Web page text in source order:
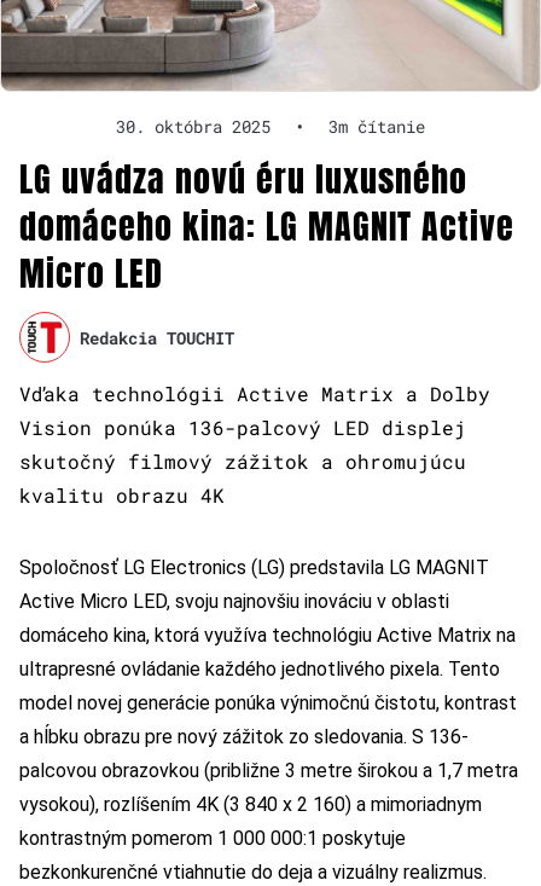
30. októbra 2025 • 3m čítanie
LG uvádza novú éru luxusného
domáceho kina: LG MAGNIT Active
Micro LED
Redakcia TOUCHIT
Vďaka technológii Active Matrix a Dolby
Vision ponúka 136-palcový LED displej
skutočný filmový zážitok a ohromujúcu
kvalitu obrazu 4K
Spoločnosť LG Electronics (LG) predstavila LG MAGNIT
Active Micro LED, svoju najnovšiu inováciu v oblasti
domáceho kina, ktorá využíva technológiu Active Matrix na
ultrapresné ovládanie každého jednotlivého pixela. Tento
model novej generácie ponúka výnimočnú čistotu, kontrast
a hĺbku obrazu pre nový zážitok zo sledovania. S 136-
palcovou obrazovkou (približne 3 metre širokou a 1,7 metra
vysokou), rozlíšením 4K (3 840 x 2 160) a mimoriadnym
kontrastným pomerom 1 000 000:1 poskytuje
bezkonkurenčné vtiahnutie do deja a vizuálny realizmus.